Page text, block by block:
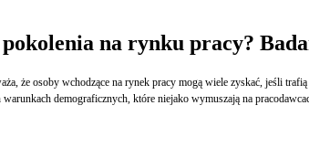
pokolenia na rynku pracy?
że osoby wchodzące na rynek pracy mogą wiele zyskać, jeśli
demograficznych, które niejako wymuszają na